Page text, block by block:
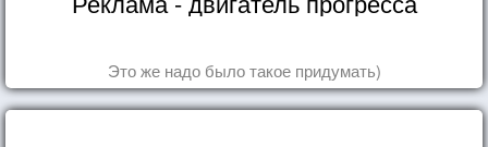
Это же надо было такое придумать)